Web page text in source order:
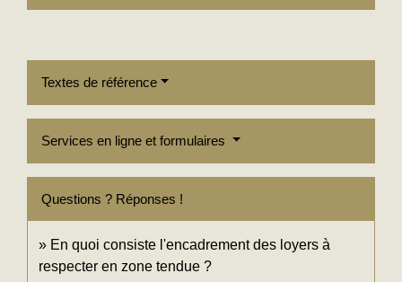
Textes de référence
Services en ligne et formulaires
Questions ? Réponses !
En quoi consiste l'encadrement des loyers à
respecter en zone tendue ?